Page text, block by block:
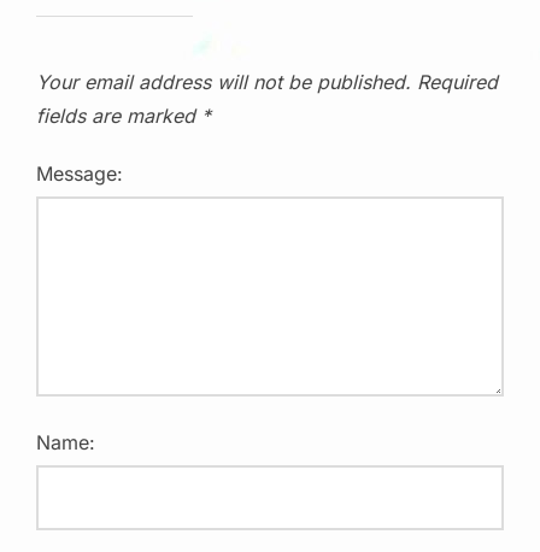
Your email address will not be published. Required
fields are marked *
Message:
Name: